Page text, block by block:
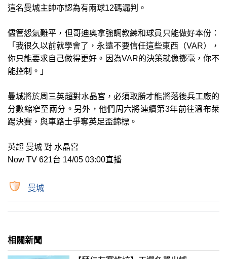
這名曼城主帥亦認為有兩球12碼漏判。
儘管怨氣難平，但哥迪奧拿強調教練和球員只能做好本份：
「我很久以前就學會了，永遠不要信任這些東西（VAR），
你只能要求自己做得更好。因為VAR的決策就像擲毫，你不
能控制。」
曼城將於周三英超對水晶宮，必須取勝才能將落後兵工廠的
分數縮窄至兩分。另外，他們周六將連續第3年前往溫布萊
踢決賽，與車路士爭奪英足盃錦標。
英超 曼城 對 水晶宮
Now TV 621台 14/05 03:00直播
曼城
相關新聞